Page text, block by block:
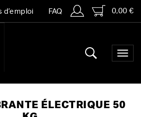
d’emploi FAQ 0,00 €
ÉLECTRIQUE 50